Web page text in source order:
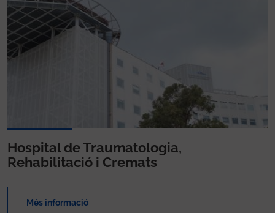
Hospital de Traumatologia,
Rehabilitació i Cremats
Més informació